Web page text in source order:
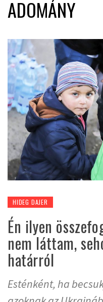
ADOMÁNY
HIDEG DAJER
Én ilyen
nem láttam,
határról
Esténként, ha